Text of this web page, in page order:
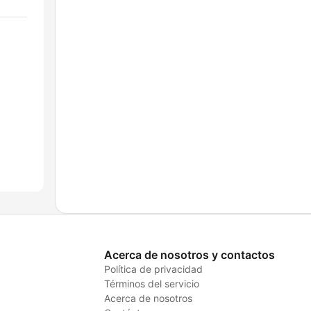
Acerca de nosotros y contactos
Política de privacidad
Términos del servicio
Acerca de nosotros